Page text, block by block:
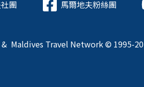
團 馬爾地夫粉絲團
& Maldives Travel Network © 1995-